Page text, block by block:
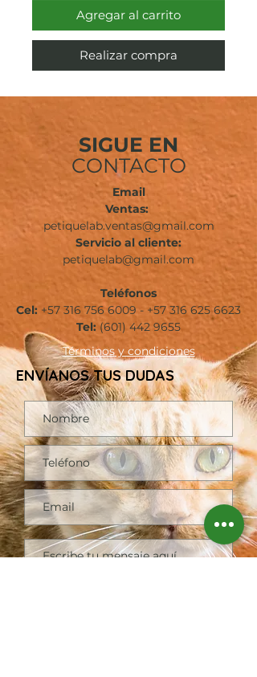
Agregar al carrito
Realizar compra
SIGUE EN
CONTACTO
Email
Ventas:
petiquelab.ventas@gmail.com
Servicio al cliente:
petiquelab@gmail.com
Teléfonos
Cel: +57 316 756 6009 - +57 316 625 6623
Tel: (601) 442 9655
Términosy condiciones
ENVÍANOS TUS DUDAS